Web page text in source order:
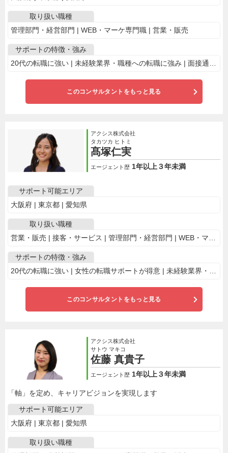
取り扱い職種
管理部門・経営部門 | WEB・マーケ専門職 | 営業・販売
サポートの特徴・強み
このコンサルタントをもっと見る
アクシス株式会社
タカツカ ヒトミ
髙塚仁実
エージェント歴 1年以上３年未満
サポート可能エリア
大阪府 | 東京都 | 愛知県
取り扱い職種
サポートの特徴・強み
このコンサルタントをもっと見る
アクシス株式会社
サトウ マキコ
佐藤 真貴子
エージェント歴 1年以上３年未満
「軸」を定め、キャリアビジョンを実現します
サポート可能エリア
大阪府 | 東京都 | 愛知県
取り扱い職種